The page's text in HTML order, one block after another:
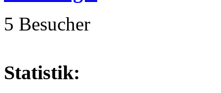
5 Besucher
Statistik: